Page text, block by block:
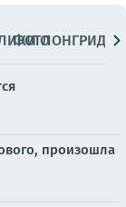
ФОТОЛОНГРИДЫ
произошла